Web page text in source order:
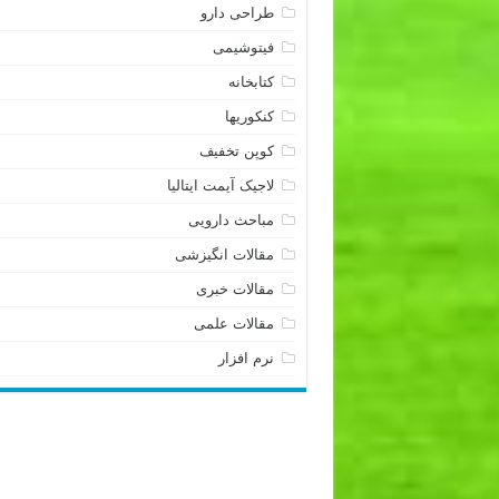
طراحی دارو
فیتوشیمی
کتابخانه
کنکوریها
کوپن تخفیف
لاجیک آیمت ایتالیا
مباحث دارویی
مقالات انگیزشی
مقالات خبری
مقالات علمی
نرم افزار